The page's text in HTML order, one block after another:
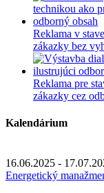
Reklama v
zákazky bez
Reklama pre
zákazky cez
Kalendárium
16.06.2025 -
Energetický